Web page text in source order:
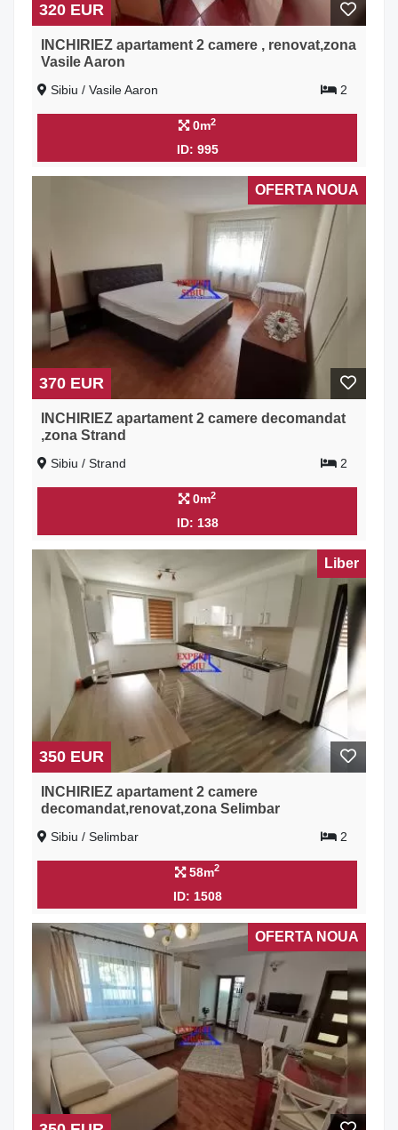
320 EUR
INCHIRIEZ apartament 2 camere , renovat,zona
Vasile Aaron
Sibiu / Vasile Aaron 2
0m2
ID: 995
OFERTA NOUA
370 EUR
INCHIRIEZ apartament 2 camere decomandat
,zona Strand
Sibiu / Strand 2
0m2
ID: 138
Liber
350 EUR
INCHIRIEZ apartament 2 camere
decomandat,renovat,zona Selimbar
Sibiu / Selimbar 2
58m2
ID: 1508
OFERTA NOUA